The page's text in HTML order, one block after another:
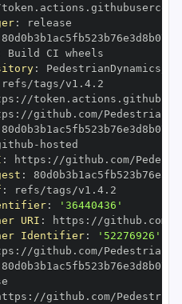
:
:
:
:
-
: https :
:
:
:
'36440436'
URI : https :
Identifier:
'52276926'
:
: